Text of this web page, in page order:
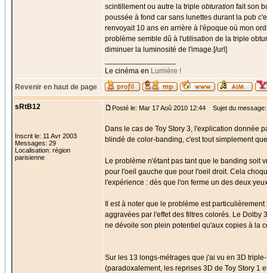
scintillement ou autre la triple obturation fait son
poussée à fond car sans lunettes durant la pub
renvoyait 10 ans en arrière à l'époque où mon
problème semble dû à l'utilisation de la triple
diminuer la luminosité de l'image.[/url]
Le cinéma en Lumière !
Revenir en haut de page
sRtB12
Inscrit le: 11 Avr 2003
Messages: 29
Localisation: région
parisienne
Posté le: Mar 17 Aoû 2010 12:44 Sujet du message:
Dans le cas de Toy Story 3, l'explication donnée
blindé de color-banding, c'est tout simplement
Le problème n'étant pas tant que le banding soit
pour l'oeil gauche que pour l'oeil droit. Cela
l'expérience : dès que l'on ferme un des deux
Il est à noter que le problème est
aggravées par l'effet des filtres colorés. Le Dolby
ne dévoile son plein potentiel qu'aux copies à la
Sur les 13 longs-métrages que j'ai vu en 3D
(paradoxalement, les reprises 3D de Toy Story 1